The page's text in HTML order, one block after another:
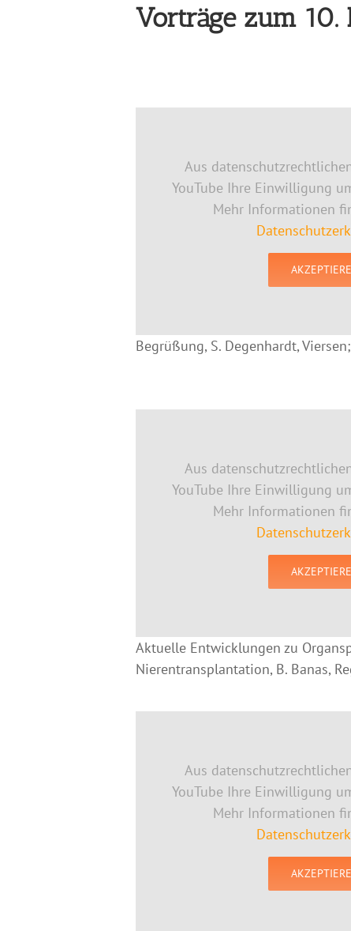
Vorträge zum
Aus
YouTube Ihre Einwilligung
Mehr Informationen
Begrüßung, S. Degenhardt,
Aus
YouTube Ihre Einwilligung
Mehr Informationen
Aktuelle Entwicklungen zu
Nierentransplantation, B. Banas,
Aus
YouTube Ihre Einwilligung
Mehr Informationen